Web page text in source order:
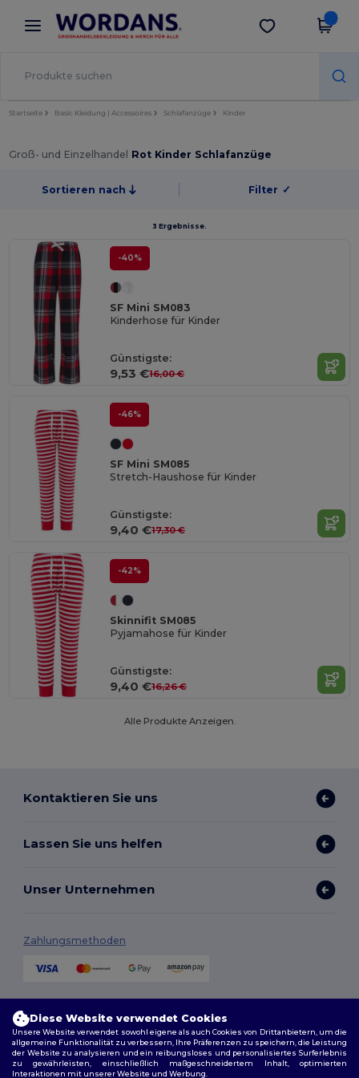
× Wordans App
Bessere Preise in der App!
App holen
Startseite Basic Kleidung | Accessoires Schlafanzüge Kinder
Groß- und Einzelhandel Rot Kinder Schlafanzüge
Sortieren nach Filter ✓
3 Ergebnisse.
-40%
SF Mini SM083
Kinderhose für Kinder
Günstigste:
9,53 €16,00 €
-46%
SF Mini SM085
Stretch-Haushose für Kinder
Günstigste:
9,40 €17,30 €
-42%
Skinnifit SM085
Pyjamahose für Kinder
Günstigste:
9,40 €16,26 €
Alle Produkte Anzeigen.
Kontaktieren Sie uns
Lassen Sie uns helfen
Unser Unternehmen
Zahlungsmethoden
Diese Website verwendet Cookies
Unsere Website verwendet sowohl eigene als auch Cookies von Drittanbietern, um die
allgemeine Funktionalität zu verbessern, Ihre Präferenzen zu speichern, die Leistung
der Website zu analysieren und ein reibungsloses und personalisiertes Surferlebnis
zu gewährleisten, einschließlich maßgeschneidertem Inhalt, optimierten
Interaktionen mit unserer Website und Werbung.